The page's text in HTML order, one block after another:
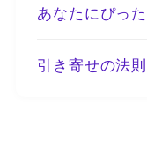
あなたにぴっ
引き寄せの法則